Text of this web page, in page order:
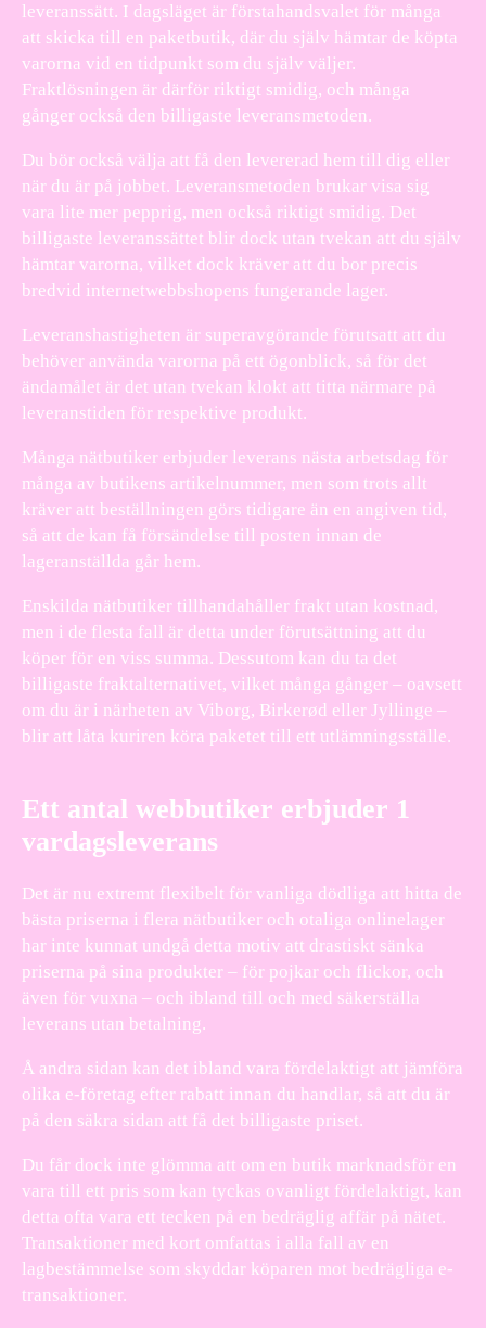
leveranssätt. I dagsläget är förstahandsvalet för många
att skicka till en paketbutik, där du själv hämtar de köpta
varorna vid en tidpunkt som du själv väljer.
Fraktlösningen är därför riktigt smidig, och många
gånger också den billigaste leveransmetoden.
Du bör också välja att få den levererad hem till dig eller
när du är på jobbet. Leveransmetoden brukar visa sig
vara lite mer pepprig, men också riktigt smidig. Det
billigaste leveranssättet blir dock utan tvekan att du själv
hämtar varorna, vilket dock kräver att du bor precis
bredvid internetwebbshopens fungerande lager.
Leveranshastigheten är superavgörande förutsatt att du
behöver använda varorna på ett ögonblick, så för det
ändamålet är det utan tvekan klokt att titta närmare på
leveranstiden för respektive produkt.
Många nätbutiker erbjuder leverans nästa arbetsdag för
många av butikens artikelnummer, men som trots allt
kräver att beställningen görs tidigare än en angiven tid,
så att de kan få försändelse till posten innan de
lageranställda går hem.
Enskilda nätbutiker tillhandahåller frakt utan kostnad,
men i de flesta fall är detta under förutsättning att du
köper för en viss summa. Dessutom kan du ta det
billigaste fraktalternativet, vilket många gånger – oavsett
om du är i närheten av Viborg, Birkerød eller Jyllinge –
blir att låta kuriren köra paketet till ett utlämningsställe.
Ett antal webbutiker erbjuder 1
vardagsleverans
Det är nu extremt flexibelt för vanliga dödliga att hitta de
bästa priserna i flera nätbutiker och otaliga onlinelager
har inte kunnat undgå detta motiv att drastiskt sänka
priserna på sina produkter – för pojkar och flickor, och
även för vuxna – och ibland till och med säkerställa
leverans utan betalning.
Å andra sidan kan det ibland vara fördelaktigt att jämföra
olika e-företag efter rabatt innan du handlar, så att du är
på den säkra sidan att få det billigaste priset.
Du får dock inte glömma att om en butik marknadsför en
vara till ett pris som kan tyckas ovanligt fördelaktigt, kan
detta ofta vara ett tecken på en bedräglig affär på nätet.
Transaktioner med kort omfattas i alla fall av en
lagbestämmelse som skyddar köparen mot bedrägliga e-
transaktioner.